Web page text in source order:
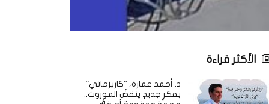
الأكثر قراءة
د. أحمد عمارة، “كاريزماتي”
بفكرٍ جديدٍ ينقضُ الموروث..